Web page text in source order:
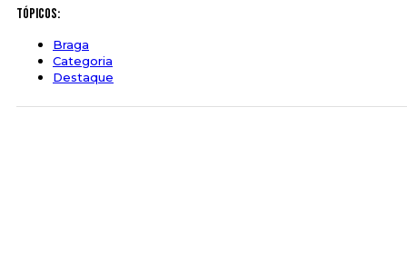
Tópicos:
Braga
Categoria
Destaque